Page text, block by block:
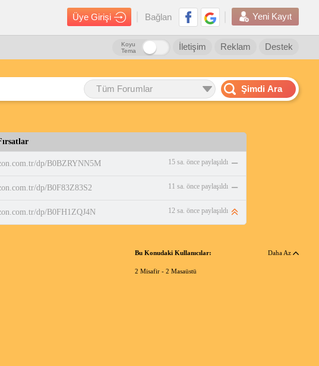
Üye Girişi Bağlan Yeni Kayıt
Destek
Reklam
İletişim
Koyu
Tema
Tüm Forumlar Şimdi Ara
dp/B0BZRYNN5M 15 sa. önce paylaşıldı
dp/B0F83Z83S2 11 sa. önce paylaşıldı
dp/B0FH1ZQJ4N 12 sa. önce paylaşıldı
Bu Konudaki Kullanıcılar: Daha Az
2 Misafir - 2 Masaüstü